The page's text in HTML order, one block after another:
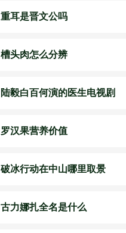
重耳是晋文公吗
槽头肉怎么分辨
陆毅白百何演的医生电视剧
罗汉果营养价值
破冰行动在中山哪里取景
古力娜扎全名是什么